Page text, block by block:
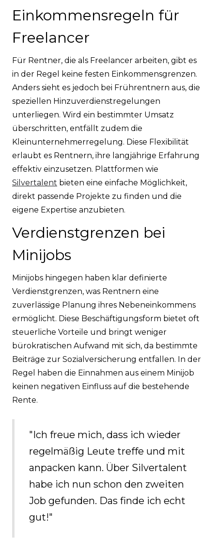
Einkommensregeln für
Freelancer
Für Rentner, die als Freelancer arbeiten, gibt es
in der Regel keine festen Einkommensgrenzen.
Anders sieht es jedoch bei Frührentnern aus, die
speziellen Hinzuverdienstregelungen
unterliegen. Wird ein bestimmter Umsatz
überschritten, entfällt zudem die
Kleinunternehmerregelung. Diese Flexibilität
erlaubt es Rentnern, ihre langjährige Erfahrung
effektiv einzusetzen. Plattformen wie
Silvertalent bieten eine einfache Möglichkeit,
direkt passende Projekte zu finden und die
eigene Expertise anzubieten.
Verdienstgrenzen bei
Minijobs
Minijobs hingegen haben klar definierte
Verdienstgrenzen, was Rentnern eine
zuverlässige Planung ihres Nebeneinkommens
ermöglicht. Diese Beschäftigungsform bietet oft
steuerliche Vorteile und bringt weniger
bürokratischen Aufwand mit sich, da bestimmte
Beiträge zur Sozialversicherung entfallen. In der
Regel haben die Einnahmen aus einem Minijob
keinen negativen Einfluss auf die bestehende
Rente.
"Ich freue mich, dass ich wieder
regelmäßig Leute treffe und mit
anpacken kann. Über Silvertalent
habe ich nun schon den zweiten
Job gefunden. Das finde ich echt
gut!"